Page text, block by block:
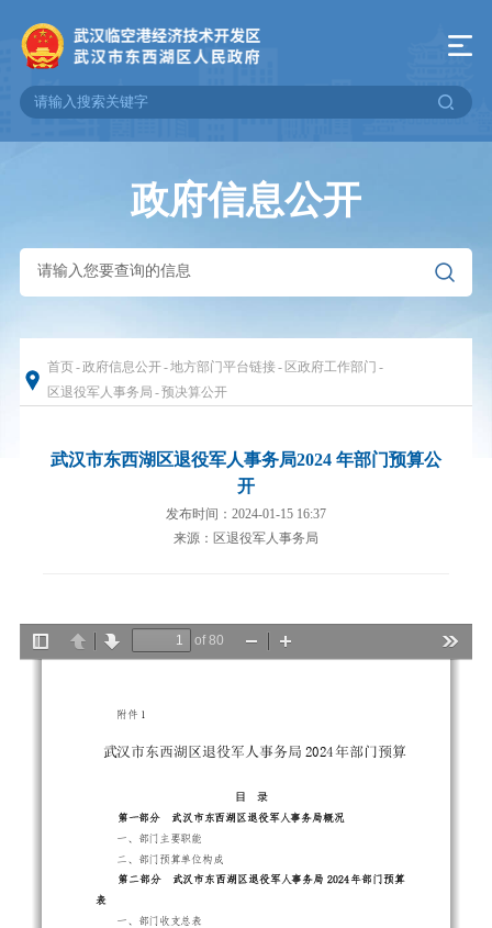
政府信息公开
首页-政府信息公开-地方部门平台链接- 区政府工作部门 -
区退役军人事务局 -预决算公开
武汉市东西湖区退役军人事务局2024 年部门预算公
开
发布时间：2024-01-15 16:37
来源：区退役军人事务局